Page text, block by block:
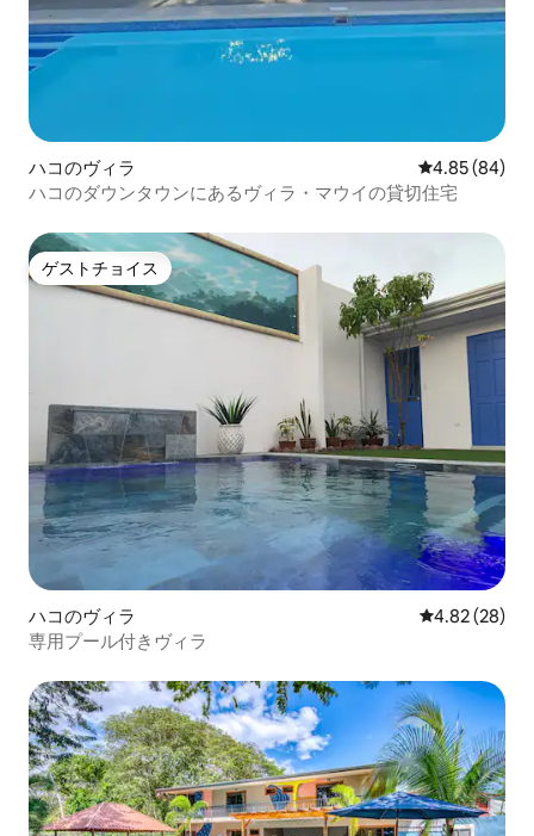
ハコのヴィラ レビュー84
4.85 (84)
ハコのダウンタウンにあるヴィラ・マウイの貸切住宅
ゲストチョイス
ゲストチョイス
ハコのヴィラ レビュー28
4.82 (28)
専用プール付きヴィラ